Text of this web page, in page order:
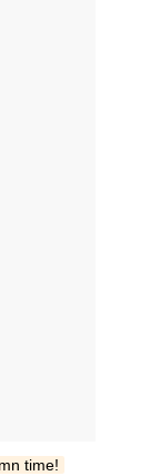
time!